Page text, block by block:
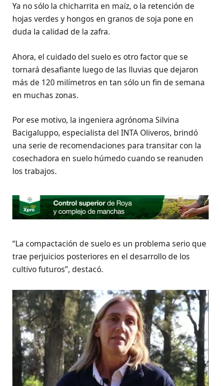
Ya no sólo la chicharrita en maíz, o la retención de
hojas verdes y hongos en granos de soja pone en
duda la calidad de la zafra.
Ahora, el cuidado del suelo es otro factor que se
tornará desafiante luego de las lluvias que dejaron
más de 120 milímetros en tan sólo un fin de semana
en muchas zonas.
Por ese motivo, la ingeniera agrónoma Silvina
Bacigaluppo, especialista del INTA Oliveros, brindó
una serie de recomendaciones para transitar con la
cosechadora en suelo húmedo cuando se reanuden
los trabajos.
“La compactación de suelo es un problema serio que
trae perjuicios posteriores en el desarrollo de los
cultivo futuros”, destacó.